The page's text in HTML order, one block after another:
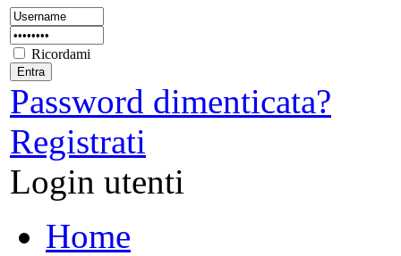
Ricordami
Password dimenticata?
Registrati
Login utenti
Home